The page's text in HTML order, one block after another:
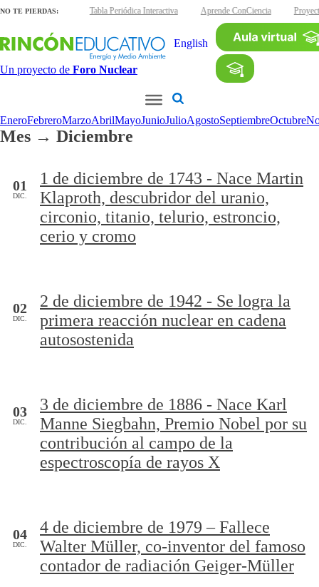
NO TE PIERDAS:
interactivas Tabla Periódica Interactiva Aprende ConCiencia
Un proyecto de Foro Nuclear
English
EneroFebreroMarzoAbrilMayoJunioJulioAgostoSeptiembreOctubre
Mes → Diciembre
01
DIC.
1 de diciembre de 1743 - Nace Martin
Klaproth, descubridor del uranio,
circonio, titanio, telurio, estroncio,
cerio y cromo
02
DIC.
2 de diciembre de 1942 - Se logra la
primera reacción nuclear en cadena
autosostenida
03
DIC.
3 de diciembre de 1886 - Nace Karl
Manne Siegbahn, Premio Nobel por su
contribución al campo de la
espectroscopía de rayos X
04
DIC.
4 de diciembre de 1979 – Fallece
Walter Müller, co-inventor del famoso
contador de radiación Geiger-Müller